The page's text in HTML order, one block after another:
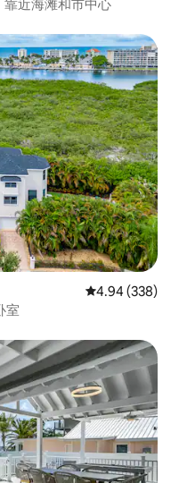
靠近海滩和市中心
平均评分 4.94
4.94 (338)
缸 5间卧室